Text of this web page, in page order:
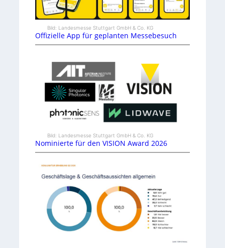
Bild: Landesmesse Stuttgart GmbH & Co. KG
Offizielle App für geplanten Messebesuch
Bild: Landesmesse Stuttgart GmbH & Co. KG
Nominierte für den VISION Award 2026